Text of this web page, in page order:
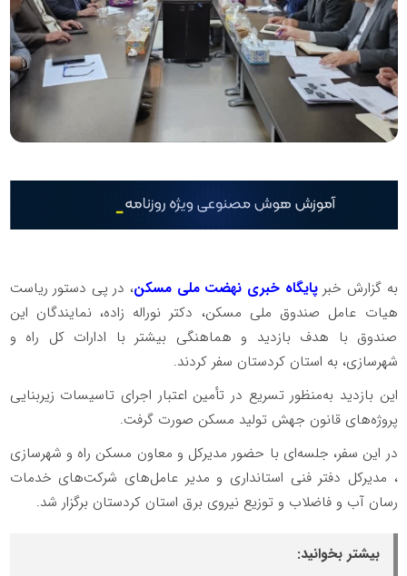
به گزارش خبر پایگاه خبری نهضت ملی مسکن، در پی دستور ریاست
هیات عامل صندوق ملی مسکن، دکتر نوراله زاده، نمایندگان این
صندوق با هدف بازدید و هماهنگی بیشتر با ادارات کل راه و
شهرسازی، به استان کردستان سفر کردند.
این بازدید به‌منظور تسریع در تأمین اعتبار اجرای تاسیسات زیربنایی
پروژه‌های قانون جهش تولید مسکن صورت گرفت.
در این سفر، جلسه‌ای با حضور مدیرکل و معاون مسکن راه و شهرسازی
، مدیرکل دفتر فنی استانداری و مدیر عامل‌های شرکت‌های خدمات
رسان آب و فاضلاب و توزیع نیروی برق استان کردستان برگزار شد.
بیشتر بخوانید: